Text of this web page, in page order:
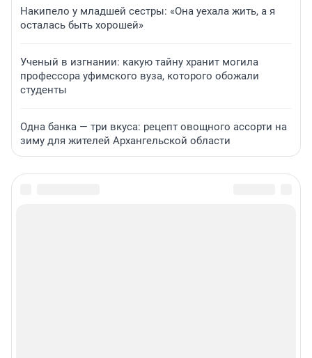
Накипело у младшей сестры: «Она уехала жить, а я
осталась быть хорошей»
Ученый в изгнании: какую тайну хранит могила
профессора уфимского вуза, которого обожали
студенты
Одна банка — три вкуса: рецепт овощного ассорти на
зиму для жителей Архангельской области